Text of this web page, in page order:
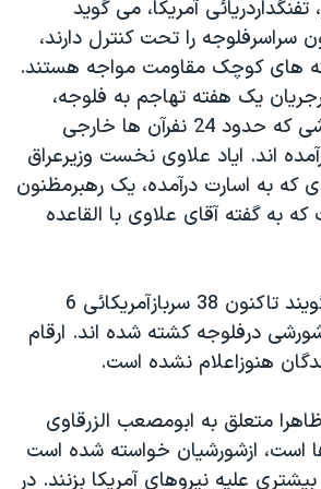
۲۰۲۴
به اسرائیل
آزادی
کادر رهبری ایران
آمريکا، می گويد
سراسرفلوجه را تحت کنترل دارند،
های کوچک مقاومت مواجه هستند.
يک هفته تهاجم به فلوجه،
دست کم يکهزارشورشی که حدود 24 نفرآن ها خارجی
اند. اياد علاوی نخست وزيرعراق
که به اسارت درآمده، يک رهبرمظنون
گفته آقای علاوی با القاعده
مقامات آمريکا می گويند تاکنون 38 سربازآمريکائی 6
و1200 شورشی درفلوجه کشته شده اند. ارقام
هنوزاعلام نشده است.
متعلق به ابومصعب الزرقاوی
است، ازشورشيان خواسته شده است
عليه نيروهای آمريکا بزنند. در